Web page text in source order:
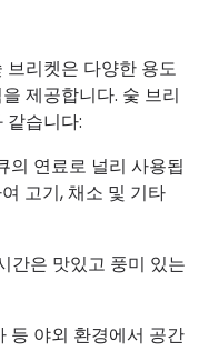
리켓은 다양한 용도
제공합니다. 숯 브리
같습니다:
의 연료로 널리 사용됩
고기, 채소 및 기타
간은 맛있고 풍미 있는
등 야외 환경에서 공간